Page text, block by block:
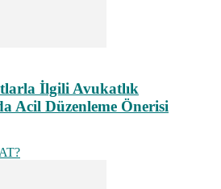
İlgili Avukatlık
Acil Düzenleme Önerisi